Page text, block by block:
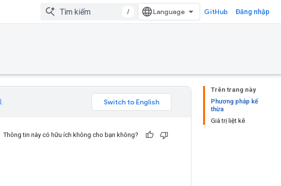
/ GitHub Đăng nhập
Trên trang này
Phương pháp kế
thừa
Giá trị liệt kê
Thông tin này có hữu ích không cho bạn không?